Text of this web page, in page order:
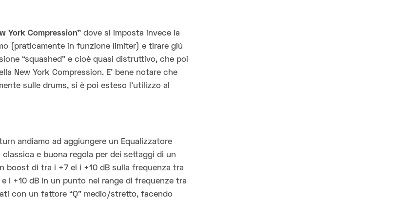
York Compression”dove si imposta invece la
(praticamente in funzione limiter) e tirare giù
“squashed” e cioè quasi distruttivo, che poi
New York Compression. E’ bene notare che
sulle drums, si è poi esteso l’utilizzo al
andiamo ad aggiungere un Equalizzatore
e buona regola per dei settaggi di un
boost di tra i +7 ei i +10 dB sulla frequenza tra
i +10 dB in un punto nel range di frequenze tra
con un fattore “Q” medio/stretto, facendo